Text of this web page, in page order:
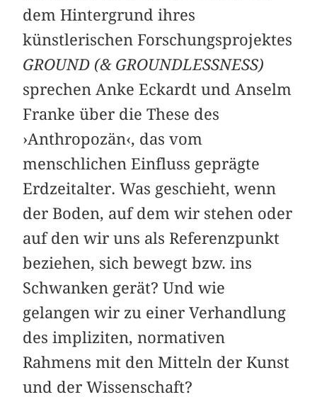
dem Hintergrund ihres
künstlerischen Forschungsprojektes
GROUND (& GROUNDLESSNESS)
sprechen Anke Eckardt und Anselm
Franke über die These des
›Anthropozän‹, das vom
menschlichen Einfluss geprägte
Erdzeitalter. Was geschieht, wenn
der Boden, auf dem wir stehen oder
auf den wir uns als Referenzpunkt
beziehen, sich bewegt bzw. ins
Schwanken gerät? Und wie
gelangen wir zu einer Verhandlung
des impliziten, normativen
Rahmens mit den Mitteln der Kunst
und der Wissenschaft?